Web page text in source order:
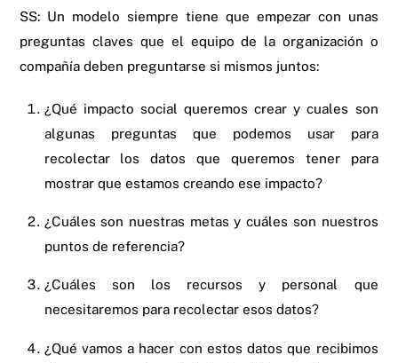
SS: Un modelo siempre tiene que empezar con unas
preguntas claves que el equipo de la organización o
compañía deben preguntarse si mismos juntos:
¿Qué impacto social queremos crear y cuales son
algunas preguntas que podemos usar para
recolectar los datos que queremos tener para
mostrar que estamos creando ese impacto?
¿Cuáles son nuestras metas y cuáles son nuestros
puntos de referencia?
¿Cuáles son los recursos y personal que
necesitaremos para recolectar esos datos?
¿Qué vamos a hacer con estos datos que recibimos